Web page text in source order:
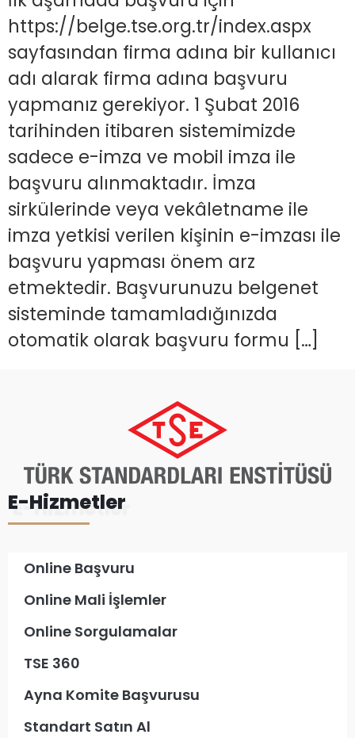
https://belge.tse.org.tr/index.aspx
sayfasından firma adına bir kullanıcı
adı alarak firma adına başvuru
yapmanız gerekiyor. 1 Şubat 2016
tarihinden itibaren sistemimizde
sadece e-imza ve mobil imza ile
başvuru alınmaktadır. İmza
sirkülerinde veya vekâletname ile
imza yetkisi verilen kişinin e-imzası ile
başvuru yapması önem arz
etmektedir. Başvurunuzu belgenet
sisteminde tamamladığınızda
otomatik olarak başvuru formu […]
E-Hizmetler
Online Başvuru
Online Mali İşlemler
Online Sorgulamalar
TSE 360
Ayna Komite Başvurusu
Standart Satın Al